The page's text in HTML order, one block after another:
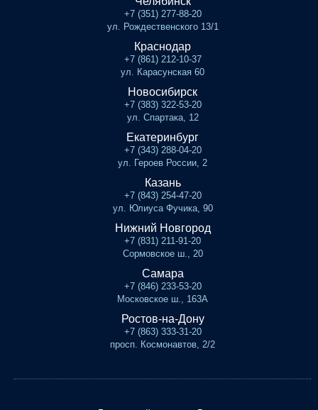
+7 (351) 277-88-20
ул. Рождественского 13/1
Краснодар
+7 (861) 212-10-37
ул. Карасунская 60
Новосибирск
+7 (383) 322-53-20
ул. Спартака, 12
Екатеринбург
+7 (343) 288-04-20
ул. Героев России, 2
Казань
+7 (843) 254-47-20
ул. Юлиуса Фучика, 90
Нижний Новгород
+7 (831) 211-91-20
Сормовское ш., 20
Самара
+7 (846) 233-53-20
Московское ш., 163А
Ростов-на-Дону
+7 (863) 333-31-20
просп. Космонавтов, 2/2